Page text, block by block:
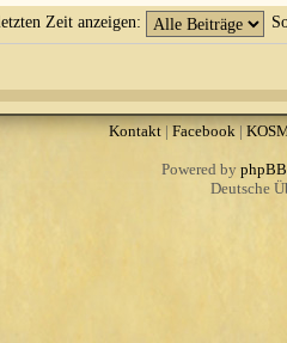
Zeit anzeigen:
Kontakt|Facebook|
Powered by phpBB
Deutsche